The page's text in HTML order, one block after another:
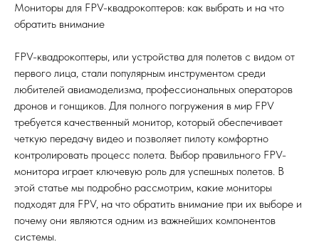
Мониторы для FPV-квадрокоптеров: как выбрать и на что
обратить внимание
FPV-квадрокоптеры, или устройства для полетов с видом от
первого лица, стали популярным инструментом среди
любителей авиамоделизма, профессиональных операторов
дронов и гонщиков. Для полного погружения в мир FPV
требуется качественный монитор, который обеспечивает
четкую передачу видео и позволяет пилоту комфортно
контролировать процесс полета. Выбор правильного FPV-
монитора играет ключевую роль для успешных полетов. В
этой статье мы подробно рассмотрим, какие мониторы
подходят для FPV, на что обратить внимание при их выборе и
почему они являются одним из важнейших компонентов
системы.